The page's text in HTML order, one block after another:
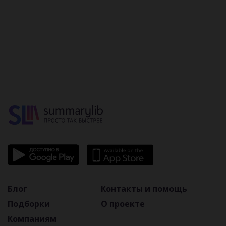
Блог
Подборки
Компаниям
Контакты и помощь
О проекте